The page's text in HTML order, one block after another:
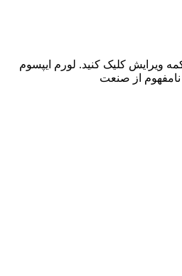
ویرایش کلیک کنید. لورم ایپسوم
از صنعت